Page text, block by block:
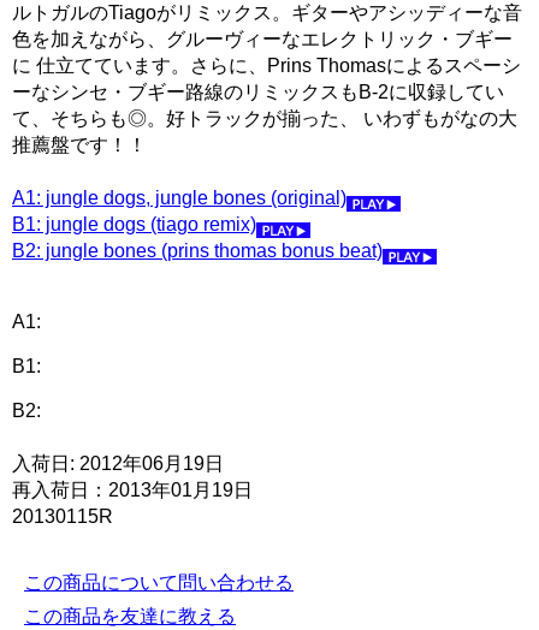
ルトガルのTiagoがリミックス。ギターやアシッディーな音
色を加えながら、グルーヴィーなエレクトリック・ブギー
に 仕立てています。さらに、Prins Thomasによるスペーシ
ーなシンセ・ブギー路線のリミックスもB-2に収録してい
て、そちらも◎。好トラックが揃った、 いわずもがなの大
推薦盤です！！
A1: jungle dogs, jungle bones (original)
B1: jungle dogs (tiago remix)
B2: jungle bones (prins thomas bonus beat)
A1:
B1:
B2:
入荷日: 2012年06月19日
再入荷日：2013年01月19日
20130115R
この商品について問い合わせる
この商品を友達に教える